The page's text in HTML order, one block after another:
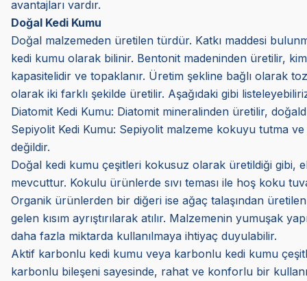
avantajları vardır.
Doğal Kedi Kumu
Doğal malzemeden üretilen türdür. Katkı maddesi
kedi kumu olarak bilinir. Bentonit madeninden üretilir,
kapasitelidir ve topaklanır. Üretim şekline bağlı olarak
olarak iki farklı şekilde üretilir. Aşağıdaki gibi
Diatomit Kedi Kumu: Diatomit mineralinden üretilir,
Sepiyolit Kedi Kumu: Sepiyolit malzeme kokuyu tutma ve
değildir.
Doğal kedi kumu çeşitleri kokusuz olarak üretildiği
mevcuttur. Kokulu ürünlerde sıvı teması ile hoş koku
Organik ürünlerden bir diğeri ise ağaç talaşından üretilen
gelen kısım ayrıştırılarak atılır. Malzemenin yumuşak
daha fazla miktarda kullanılmaya ihtiyaç duyulabilir.
Aktif karbonlu kedi kumu veya karbonlu kedi kumu
karbonlu bileşeni sayesinde, rahat ve konforlu bir